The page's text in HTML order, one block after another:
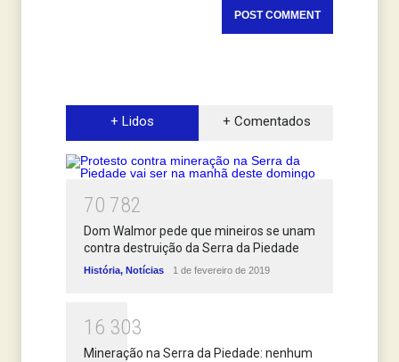
+ Lidos + Comentados
70 782
Dom Walmor pede que mineiros se unam
contra destruição da Serra da Piedade
História, Notícias 1 de fevereiro de 2019
1 6 303
Mineração na Serra da Piedade: nenhum